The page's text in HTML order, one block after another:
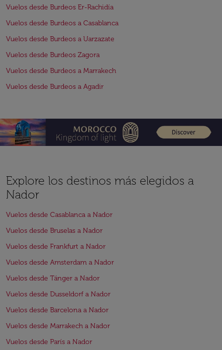
Vuelos desde Burdeos Er-Rachidía
Vuelos desde Burdeos a Casablanca
Vuelos desde Burdeos a Uarzazate
Vuelos desde Burdeos Zagora
Vuelos desde Burdeos a Marrakech
Vuelos desde Burdeos a Agadir
Explore los destinos más elegidos a
Nador
Vuelos desde Casablanca a Nador
Vuelos desde Bruselas a Nador
Vuelos desde Frankfurt a Nador
Vuelos desde Amsterdam a Nador
Vuelos desde Tánger a Nador
Vuelos desde Dusseldorf a Nador
Vuelos desde Barcelona a Nador
Vuelos desde Marrakech a Nador
Vuelos desde París a Nador